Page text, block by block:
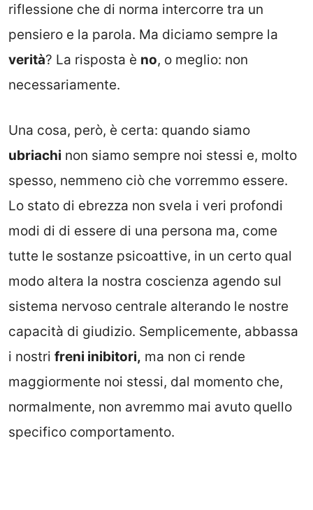
riflessione che di norma intercorre tra un
pensiero e la parola. Ma diciamo sempre la
verità? La risposta è no, o meglio: non
necessariamente.
Una cosa, però, è certa: quando siamo
ubriachi non siamo sempre noi stessi e, molto
spesso, nemmeno ciò che vorremmo essere.
Lo stato di ebrezza non svela i veri profondi
modi di di essere di una persona ma, come
tutte le sostanze psicoattive, in un certo qual
modo altera la nostra coscienza agendo sul
sistema nervoso centrale alterando le nostre
capacità di giudizio. Semplicemente, abbassa
i nostri freni inibitori, ma non ci rende
maggiormente noi stessi, dal momento che,
normalmente, non avremmo mai avuto quello
specifico comportamento.